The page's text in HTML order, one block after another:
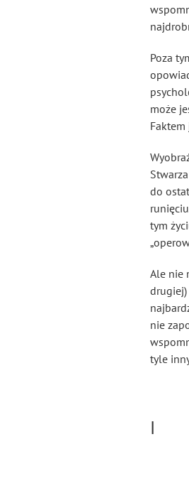
Poza
może
do
tym
Ale nie
drugiej)
nie
tyle
I